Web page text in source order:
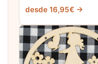
desde 16,95€ →